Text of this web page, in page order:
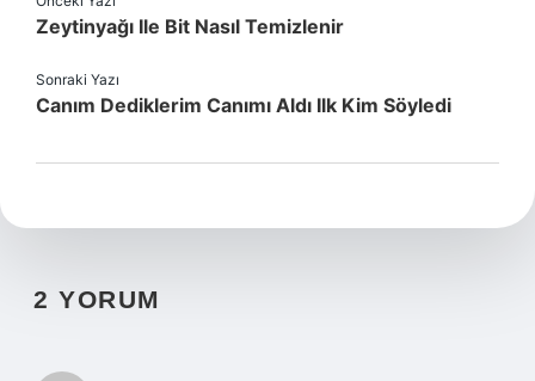
Zeytinyağı Ile Bit Nasıl Temizlenir
Sonraki Yazı
Canım Dediklerim Canımı Aldı Ilk Kim Söyledi
2 YORUM